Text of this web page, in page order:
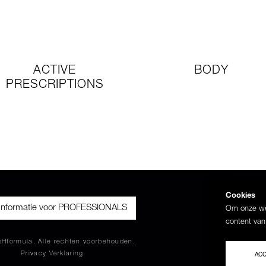
Cookies
Om onze
content
ACTIVE
PRESCRIPTIONS
BODY
voor PROFESSIONALS
Alle rechten voorbehouden.
Privacy Verklaring